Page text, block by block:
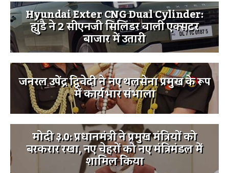
Hyundai Exter CNG Dual Cylinder:
ह्युंडै ने 2 सीएनजी सिलिंडर वाली एक्सटर
बाजार में उतारी
जनरल उपेंद्र द्विवेदी ने नए थलसेना प्रमुख के रूप
में कार्यभार संभाला
मोदी ३.0: प्रधानमंत्री ने प्रमुख मंत्रियों को
बरकरार रखा, नए चेहरों को नए मंत्रिमंडल में
शामिल किया